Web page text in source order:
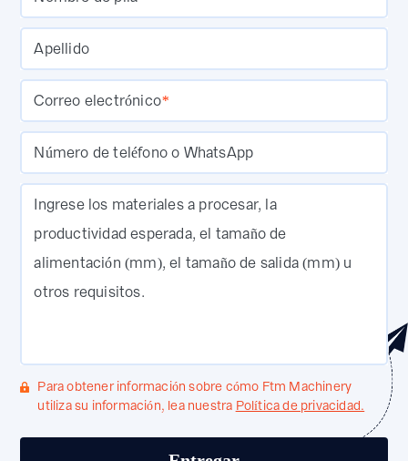
Apellido
Correo electrónico*
Número de teléfono o WhatsApp
Ingrese los materiales a procesar, la
productividad esperada, el tamaño de
alimentación (mm), el tamaño de salida (mm) u
otros requisitos.
Para obtener información sobre cómo Ftm Machinery
utiliza su información, lea nuestra Política de privacidad.